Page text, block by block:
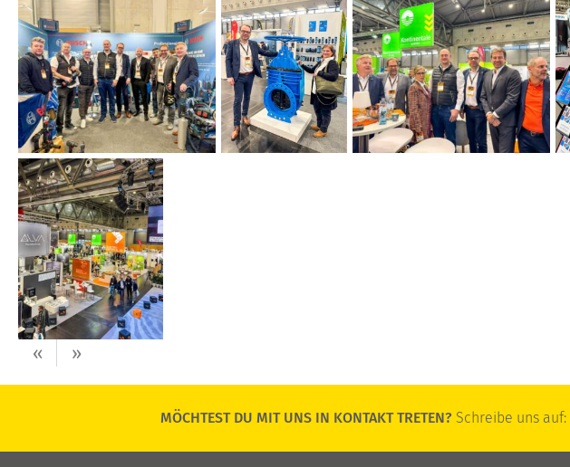
« »
MÖCHTEST DU MIT UNS IN KONTAKT TRETEN?Schreibe uns auf: